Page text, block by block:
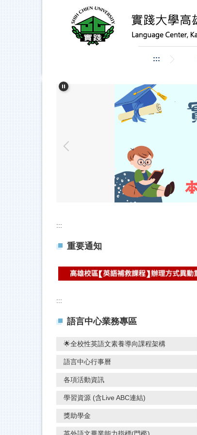
:::
:::
重要通知
:::
語言中心業務專區
🌟全校性英語文素養導向課程架構
語言中心行事曆
各項活動資訊
學習資源 (含Live ABC連結)
獎助學金
英外語文畢業能力指標(門檻)